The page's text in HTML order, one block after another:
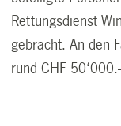
Rettungsdienst
gebracht. An den
rund CHF